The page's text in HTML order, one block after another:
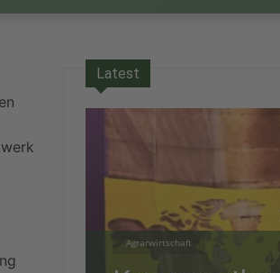
Latest
Agrarwirtschaft